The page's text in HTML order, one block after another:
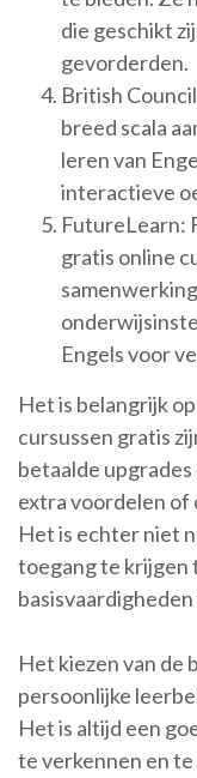
die geschikt
gevorderden.
British
breed scala
leren van
interactieve
FutureLearn:
gratis online
Engels voor
Het is belangrijk
cursussen gratis
betaalde
extra voordelen of
Het is echter niet
toegang te krijgen
Het kiezen van de
persoonlijke
Het is altijd een
te verkennen en